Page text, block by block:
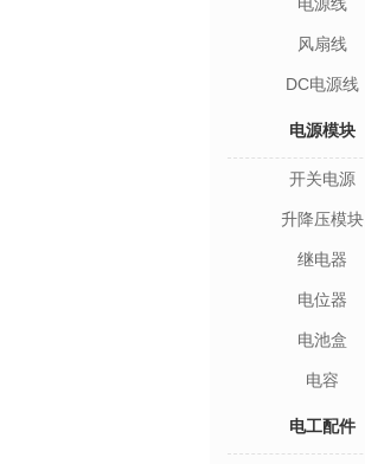
风扇线
DC电源线
电源模块
开关电源
升降压模块
继电器
电位器
电池盒
电容
电工配件